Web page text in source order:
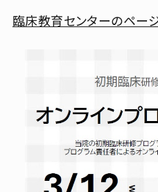
採用情報 イベント
よくあるご質問
臨床教育センターのペー